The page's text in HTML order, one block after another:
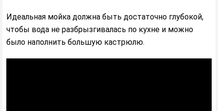
Идеальная мойка должна быть достаточно глубокой,
чтобы вода не разбрызгивалась по кухне и можно
было наполнить большую кастрюлю.